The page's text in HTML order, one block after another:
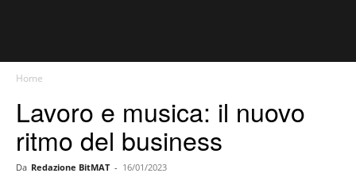
Home
Lavoro e musica: il nuovo
ritmo del business
Da Redazione BitMAT - 16/01/2023